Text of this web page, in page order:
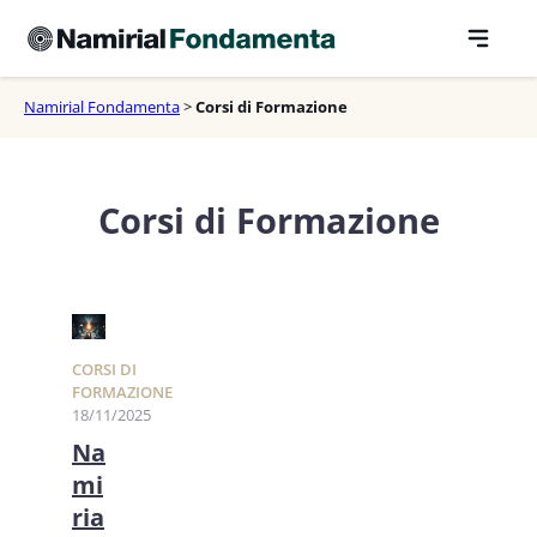
contenuto
Namirial Fondamenta>Corsi di Formazione
Corsi di Formazione
CORSI DI
FORMAZIONE
18/11/2025
Na
mi
ria